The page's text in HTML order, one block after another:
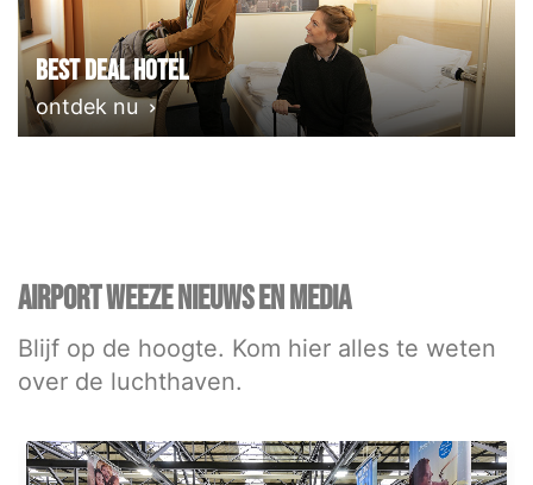
Best deal Hotel
ontdek nu
AIRPORT WEEZE NIEUWS EN MEDIA
Blijf op de hoogte. Kom hier alles te weten
over de luchthaven.